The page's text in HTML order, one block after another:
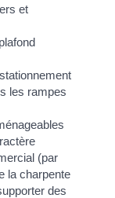
et
les rampes
(par
la charpente
des